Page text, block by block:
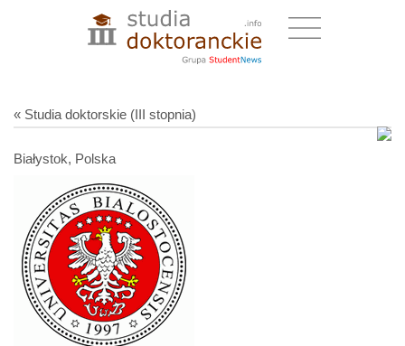
« Studia doktorskie (III stopnia)
Białystok, Polska